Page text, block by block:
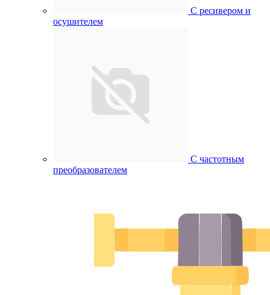
С ресивером и
осушителем
С частотным
преобразователем